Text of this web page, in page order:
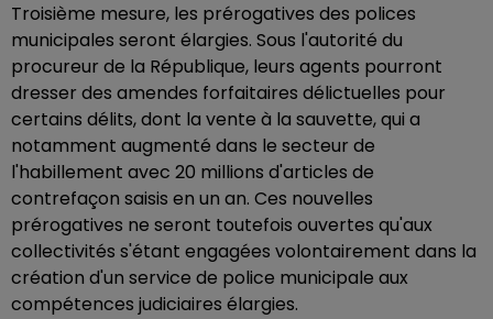
Troisième mesure, les prérogatives des polices
municipales seront élargies. Sous l'autorité du
procureur de la République, leurs agents pourront
dresser des amendes forfaitaires délictuelles pour
certains délits, dont la vente à la sauvette, qui a
notamment augmenté dans le secteur de
l'habillement avec 20 millions d'articles de
contrefaçon saisis en un an. Ces nouvelles
prérogatives ne seront toutefois ouvertes qu'aux
collectivités s'étant engagées volontairement dans la
création d'un service de police municipale aux
compétences judiciaires élargies.